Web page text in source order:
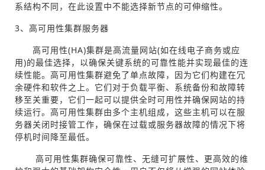
系结构不同，在此设置中不能选择新节点的可伸缩性。
3、高可用性集群服务器
高可用性(HA)集群是高流量网站(如在线电子商务或应
用)的最佳选择，以确保关键系统的可靠性能并实现最佳的连
续性能。高可用性集群避免了单点故障，因为它们构建在冗
余硬件和软件之上。它们对于负载平衡、系统备份和故障转
移至关重要，它们一起可以提供全时可用性并确保网站的持
续运行。高可用性集群由多个主机组成，这些主机可以在服
务器关闭时接管工作，确保在过载或服务器故障的情况下将
停机时间降至最低。
高可用性集群确保可靠性、无缝可扩展性、更高效的维